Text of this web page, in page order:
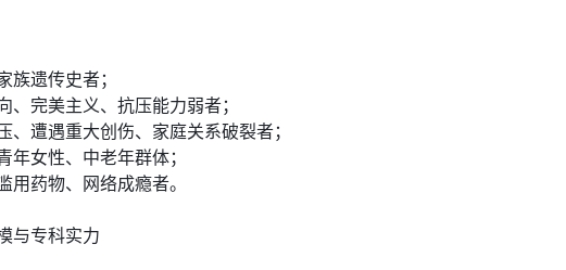
族遗传史者；
、完美主义、抗压能力弱者；
、遭遇重大创伤、家庭关系破裂者；
年女性、中老年群体；
用药物、网络成瘾者。
与专科实力